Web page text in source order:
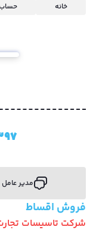
خانه حساب
مدیر عامل
فروش اقساط
شرکت تاسیسات